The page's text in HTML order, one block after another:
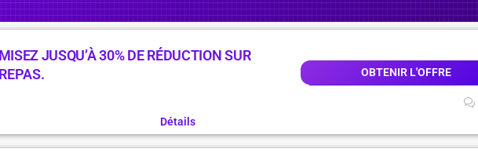
JUSQU’À 30% DE RÉDUCTION SUR
OBTENIR L'OFFRE
Détails